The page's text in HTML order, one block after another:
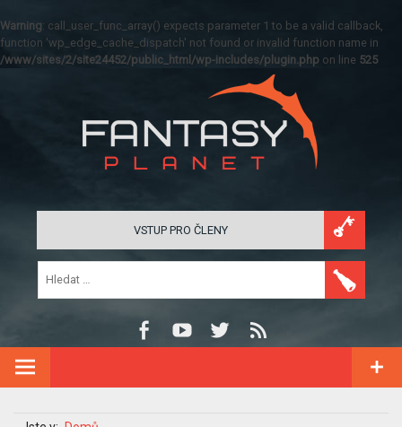
Warning: call_user_func_array() expects parameter 1 to be a valid callback,
function 'wp_edge_cache_dispatch' not found or invalid function name in
/www/sites/2/site24452/public_html/wp-includes/plugin.php on line 525
VSTUP PRO ČLENY